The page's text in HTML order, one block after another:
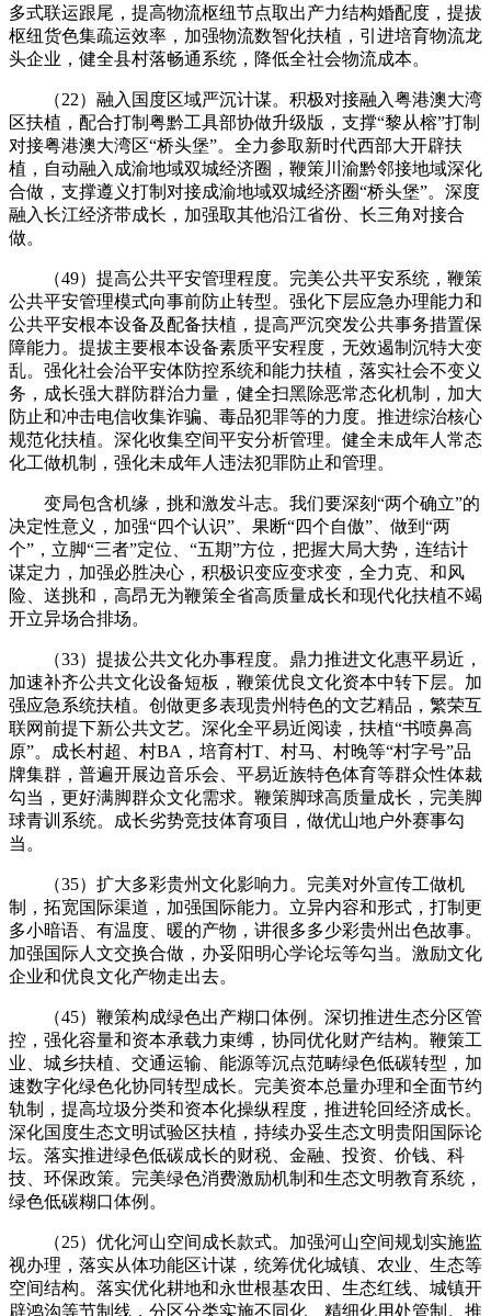
多式联运跟尾，提高物流枢纽节点取出产力结构婚配度，提拔
枢纽货色集疏运效率，加强物流数智化扶植，引进培育物流龙
头企业，健全县村落畅通系统，降低全社会物流成本。
（22）融入国度区域严沉计谋。积极对接融入粤港澳大湾
区扶植，配合打制粤黔工具部协做升级版，支撑“黎从榕”打制
对接粤港澳大湾区“桥头堡”。全力参取新时代西部大开辟扶
植，自动融入成渝地域双城经济圈，鞭策川渝黔邻接地域深化
合做，支撑遵义打制对接成渝地域双城经济圈“桥头堡”。深度
融入长江经济带成长，加强取其他沿江省份、长三角对接合
做。
（49）提高公共平安管理程度。完美公共平安系统，鞭策
公共平安管理模式向事前防止转型。强化下层应急办理能力和
公共平安根本设备及配备扶植，提高严沉突发公共事务措置保
障能力。提拔主要根本设备素质平安程度，无效遏制沉特大变
乱。强化社会治平安体防控系统和能力扶植，落实社会不变义
务，成长强大群防群治力量，健全扫黑除恶常态化机制，加大
防止和冲击电信收集诈骗、毒品犯罪等的力度。推进综治核心
规范化扶植。深化收集空间平安分析管理。健全未成年人常态
化工做机制，强化未成年人违法犯罪防止和管理。
变局包含机缘，挑和激发斗志。我们要深刻“两个确立”的
决定性意义，加强“四个认识”、果断“四个自傲”、做到“两
个”，立脚“三者”定位、“五期”方位，把握大局大势，连结计
谋定力，加强必胜决心，积极识变应变求变，全力克、和风
险、送挑和，高昂无为鞭策全省高质量成长和现代化扶植不竭
开立异场合排场。
（33）提拔公共文化办事程度。鼎力推进文化惠平易近，
加速补齐公共文化设备短板，鞭策优良文化资本中转下层。加
强应急系统扶植。创做更多表现贵州特色的文艺精品，繁荣互
联网前提下新公共文艺。深化全平易近阅读，扶植“书喷鼻高
原”。成长村超、村BA，培育村T、村马、村晚等“村字号”品
牌集群，普遍开展边音乐会、平易近族特色体育等群众性体裁
勾当，更好满脚群众文化需求。鞭策脚球高质量成长，完美脚
球青训系统。成长劣势竞技体育项目，做优山地户外赛事勾
当。
（35）扩大多彩贵州文化影响力。完美对外宣传工做机
制，拓宽国际渠道，加强国际能力。立异内容和形式，打制更
多小暗语、有温度、暖的产物，讲很多多少彩贵州出色故事。
加强国际人文交换合做，办妥阳明心学论坛等勾当。激励文化
企业和优良文化产物走出去。
（45）鞭策构成绿色出产糊口体例。深切推进生态分区管
控，强化容量和资本承载力束缚，协同优化财产结构。鞭策工
业、城乡扶植、交通运输、能源等沉点范畴绿色低碳转型，加
速数字化绿色化协同转型成长。完美资本总量办理和全面节约
轨制，提高垃圾分类和资本化操纵程度，推进轮回经济成长。
深化国度生态文明试验区扶植，持续办妥生态文明贵阳国际论
坛。落实推进绿色低碳成长的财税、金融、投资、价钱、科
技、环保政策。完美绿色消费激励机制和生态文明教育系统，
绿色低碳糊口体例。
（25）优化河山空间成长款式。加强河山空间规划实施监
视办理，落实从体功能区计谋，统筹优化城镇、农业、生态等
空间结构。落实优化耕地和永世根基农田、生态红线、城镇开
辟鸿沟等节制线，分区分类实施不同化、精细化用处管制。推